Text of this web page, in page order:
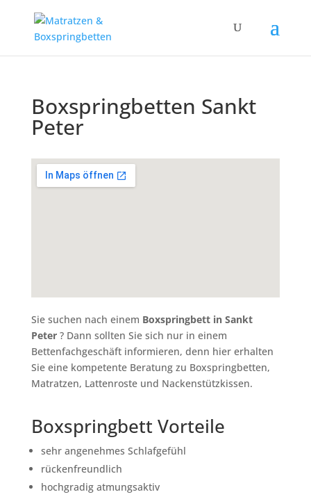
Boxspringbetten Sankt
Peter
Sie suchen nach einem Boxspringbett in Sankt
Peter? Dann sollten Sie sich nur in einem
Bettenfachgeschäft informieren, denn hier erhalten
Sie eine kompetente Beratung zu Boxspringbetten,
Matratzen, Lattenroste und Nackenstützkissen.
Boxspringbett Vorteile
sehr angenehmes Schlafgefühl
rückenfreundlich
hochgradig atmungsaktiv